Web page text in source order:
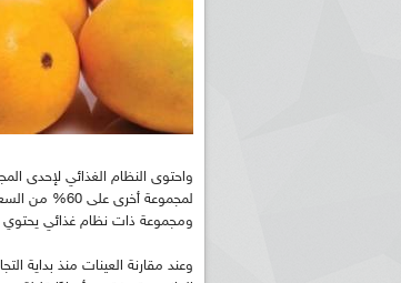
لمجموعة
ومجموعة ذات نظام غذائي يحتوي على 10% من السعرات الموجودة في
وعند مقارنة العينات منذ بداية